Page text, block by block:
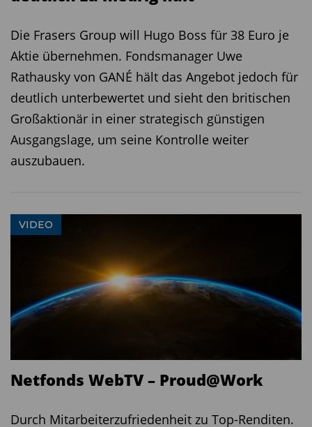
Die Frasers Group will Hugo Boss für 38 Euro je
Aktie übernehmen. Fondsmanager Uwe
Rathausky von GANÉ hält das Angebot jedoch für
deutlich unterbewertet und sieht den britischen
Großaktionär in einer strategisch günstigen
Ausgangslage, um seine Kontrolle weiter
auszubauen.
VIDEO
Netfonds WebTV – Proud@Work
Durch Mitarbeiterzufriedenheit zu Top-Renditen.